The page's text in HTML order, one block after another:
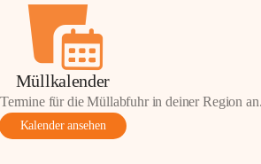
Müllkalender
für die Müllabfuhr in deiner Region
Kalender ansehen